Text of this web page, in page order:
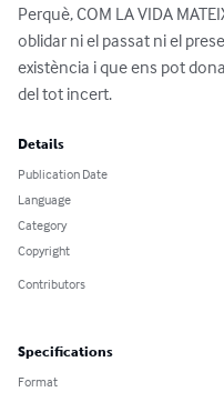
Perquè, COM LA VIDA
oblidar ni el passat ni el
existència i que ens pot
del tot incert.
Details
Publication Date
Language
Category
Copyright
Contributors
Specifications
Format